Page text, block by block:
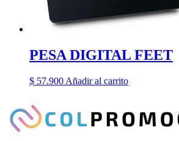
PESA DIGITAL FEET
$ 57.900 Añadir al carrito